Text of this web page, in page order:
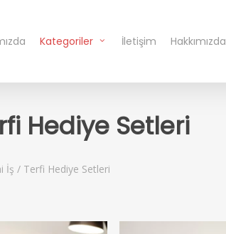
Kategoriler İletişim Hakkımızda
Hediye Setleri
İş / Terfi Hediye Setleri